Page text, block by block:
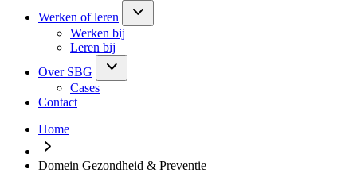
Werken of leren
Werken bij
Leren bij
Over SBG
Cases
Contact
Home
Domein Gezondheid & Preventie